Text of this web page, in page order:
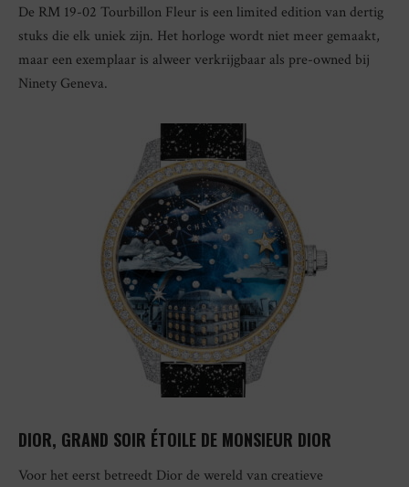
De RM 19-02 Tourbillon Fleur is een limited edition van dertig
stuks die elk uniek zijn. Het horloge wordt niet meer gemaakt,
maar een exemplaar is alweer verkrijgbaar als pre-owned bij
Ninety Geneva.
DIOR, GRAND SOIR ÉTOILE DE MONSIEUR DIOR
Voor het eerst betreedt Dior de wereld van creatieve